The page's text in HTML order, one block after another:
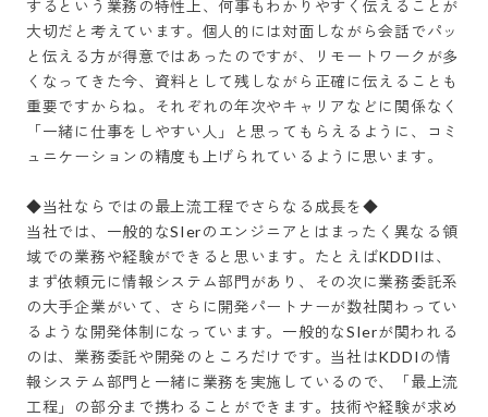
するという業務の特性上、何事もわかりやすく伝えることが
大切だと考えています。個人的には対面しながら会話でパッ
と伝える方が得意ではあったのですが、リモートワークが多
くなってきた今、資料として残しながら正確に伝えることも
重要ですからね。それぞれの年次やキャリアなどに関係なく
「一緒に仕事をしやすい人」と思ってもらえるように、コミ
ュニケーションの精度も上げられているように思います。
◆当社ならではの最上流工程でさらなる成長を◆
当社では、一般的なSIerのエンジニアとはまったく異なる領
域での業務や経験ができると思います。たとえばKDDIは、
まず依頼元に情報システム部門があり、その次に業務委託系
の大手企業がいて、さらに開発パートナーが数社関わってい
るような開発体制になっています。一般的なSIerが関われる
のは、業務委託や開発のところだけです。当社はKDDIの情
報システム部門と一緒に業務を実施しているので、「最上流
工程」の部分まで携わることができます。技術や経験が求め